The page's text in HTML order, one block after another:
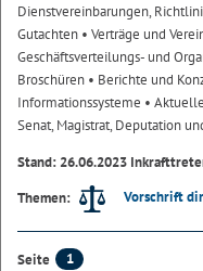
Dienstvereinbarungen,
Gutachten • Verträge und
Geschäftsverteilungs- und
Broschüren • Berichte und
Informationssysteme •
Senat, Magistrat, Deputation
Stand: 26.06.2023
Themen:
Vorschrift
Seite
1